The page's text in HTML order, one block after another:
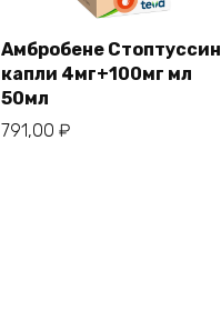
Амбробене Стоптуссин
капли 4мг+100мг мл
50мл
791,00 ₽